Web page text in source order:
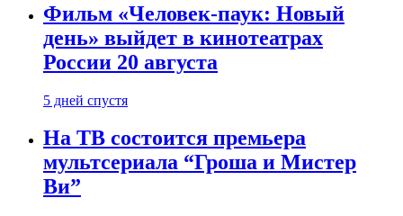
Фильм «Человек-паук: Новый
день» выйдет в кинотеатрах
России 20 августа
5 дней спустя
На ТВ состоится премьера
мультсериала “Гроша и Мистер
Ви”